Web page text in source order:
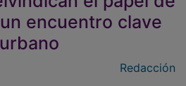
encuentro clave